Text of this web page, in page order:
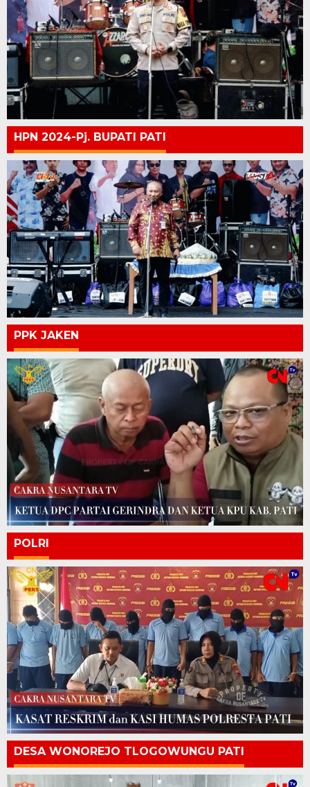
HPN 2024-Pj. BUPATI PATI
PPK JAKEN
POLRI
DESA WONOREJO TLOGOWUNGU PATI